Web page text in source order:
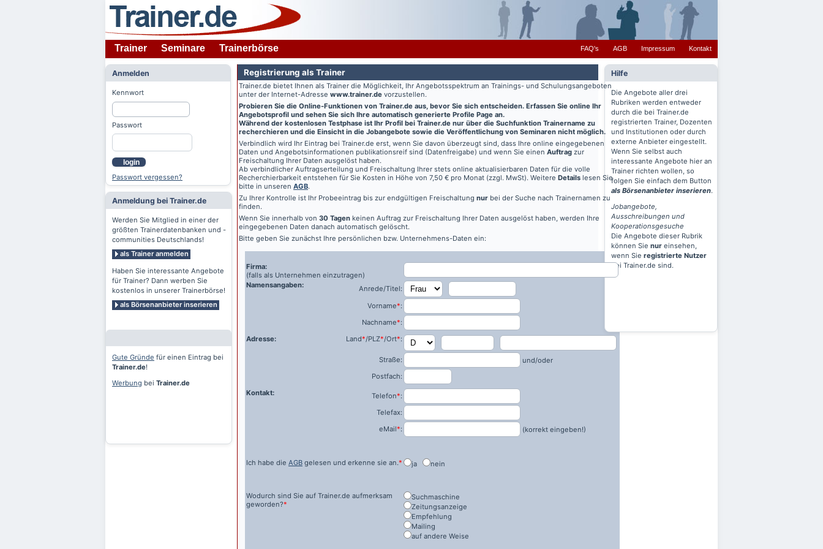
Trainer Seminare Trainerbörse FAQ's AGB Impressum Kontakt
Anmelden
Kennwort
Passwort
login
Passwort vergessen?
Anmeldung bei Trainer.de
Werden Sie Mitglied in einer der
größten Trainerdatenbanken und -
communities Deutschlands!
als Trainer anmelden
Haben Sie interessante Angebote
für Trainer? Dann werben Sie
kostenlos in unserer Trainerbörse!
als Börsenanbieter inserieren
Gute Gründe für einen Eintrag bei
Trainer.de!
Werbung bei Trainer.de
Hilfe
Die Angebote aller drei
Rubriken werden entweder
durch die bei Trainer.de
registrierten Trainer, Dozenten
und Institutionen oder durch
externe Anbieter eingestellt.
Wenn Sie selbst auch
interessante Angebote hier an
Trainer richten wollen, so
folgen Sie einfach dem Button
als Börsenanbieter inserieren.
Jobangebote,
Ausschreibungen und
Kooperationsgesuche
Die Angebote dieser Rubrik
können Sie nur einsehen,
wenn Sie registrierte Nutzer
bei Trainer.de sind.
Registrierung als Trainer
Trainer.de bietet Ihnen als Trainer die Möglichkeit, Ihr Angebotsspektrum an Trainings- und Schulungsangeboten
unter der Internet-Adresse www.trainer.de vorzustellen.
Probieren Sie die Online-Funktionen von Trainer.de aus, bevor Sie sich entscheiden. Erfassen Sie online Ihr
Angebotsprofil und sehen Sie sich Ihre automatisch generierte Profile Page an.
Während der kostenlosen Testphase ist Ihr Profil bei Trainer.de nur über die Suchfunktion Trainername zu
recherchieren und die Einsicht in die Jobangebote sowie die Veröffentlichung von Seminaren nicht möglich.
Verbindlich wird Ihr Eintrag bei Trainer.de erst, wenn Sie davon überzeugt sind, dass Ihre online eingegebenen
Daten und Angebotsinformationen publikationsreif sind (Datenfreigabe) und wenn Sie einen Auftrag zur
Freischaltung Ihrer Daten ausgelöst haben.
Ab verbindlicher Auftragserteilung und Freischaltung Ihrer stets online aktualisierbaren Daten für die volle
Recherchierbarkeit entstehen für Sie Kosten in Höhe von 7,50 € pro Monat (zzgl. MwSt). Weitere Details lesen Sie
bitte in unseren AGB.
Zu Ihrer Kontrolle ist Ihr Probeeintrag bis zur endgültigen Freischaltung nur bei der Suche nach Trainernamen zu
finden.
Wenn Sie innerhalb von 30 Tagen keinen Auftrag zur Freischaltung Ihrer Daten ausgelöst haben, werden Ihre
eingegebenen Daten danach automatisch gelöscht.
Bitte geben Sie zunächst Ihre persönlichen bzw. Unternehmens-Daten ein:
Firma:
(falls als Unternehmen einzutragen)
Namensangaben:
Anrede/Titel:
Vorname*:
Nachname*:
Adresse:
Land*/PLZ*/Ort*:
Straße:
und/oder
Postfach:
Kontakt:
Telefon*:
Telefax:
eMail*: (korrekt eingeben!)
Ich habe die AGB gelesen und erkenne sie an.* ja nein
Wodurch sind Sie auf Trainer.de aufmerksam
geworden?*
Suchmaschine
Zeitungsanzeige
Empfehlung
Mailing
auf andere Weise